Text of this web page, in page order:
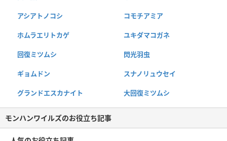
アシアトノコシ コモチアミア
ホムラエリトカゲ ユキダマコガネ
回復ミツムシ 閃光羽虫
ギョムドン スナノリュウセイ
グランドエスカナイト 大回復ミツムシ
モンハンワイルズのお役立ち記事